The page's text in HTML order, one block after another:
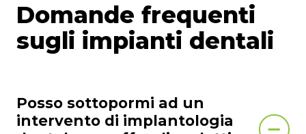
Domande frequenti
sugli impianti dentali
Posso sottopormi ad un
intervento di implantologia